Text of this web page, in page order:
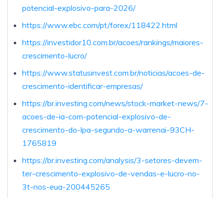
potencial-explosivo-para-2026/
https://www.ebc.com/pt/forex/118422.html
https://investidor10.com.br/acoes/rankings/maiores-
crescimento-lucro/
https://www.statusinvest.com.br/noticias/acoes-de-
crescimento-identificar-empresas/
https://br.investing.com/news/stock-market-news/7-
acoes-de-ia-com-potencial-explosivo-de-
crescimento-do-lpa-segundo-a-warrenai-93CH-
1765819
https://br.investing.com/analysis/3-setores-devem-
ter-crescimento-explosivo-de-vendas-e-lucro-no-
3t-nos-eua-200445265